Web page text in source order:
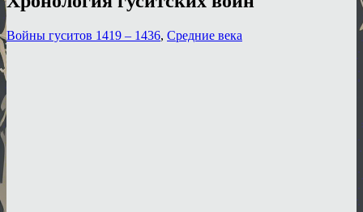
Войны гуситов 1419 – 1436, Средние века